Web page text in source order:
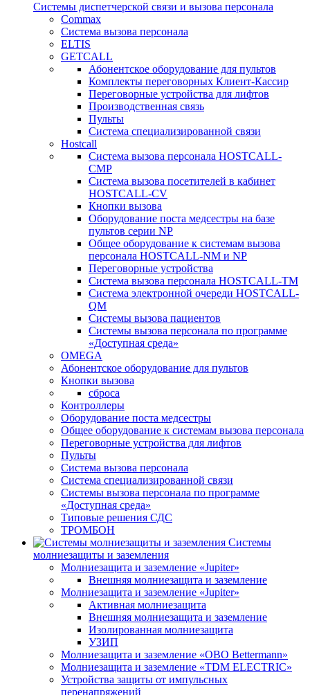
Системы диспетчерской связи и вызова персонала
Commax
Cистема вызова персонала
ELTIS
GETCALL
Абонентское оборудование для пультов
Комплекты переговорных Клиент-Кассир
Переговорные устройства для лифтов
Производственная связь
Пульты
Система специализированной связи
Hostcall
Cистема вызова персонала HOSTCALL-
CMP
Cистема вызова посетителей в кабинет
HOSTCALL-CV
Кнопки вызова
Оборудование поста медсестры на базе
пультов серии NP
Общее оборудование к системам вызова
персонала HOSTCALL-NM и NP
Переговорные устройства
Система вызова персонала HOSTCALL-TM
Система электронной очереди HOSTCALL-
QM
Системы вызова пациентов
Системы вызова персонала по программе
«Доступная среда»
OMEGA
Абонентское оборудование для пультов
Кнопки вызова
сброса
Контроллеры
Оборудование поста медсестры
Общее оборудование к системам вызова персонала
Переговорные устройства для лифтов
Пульты
Система вызова персонала
Система специализированной связи
Системы вызова персонала по программе
«Доступная среда»
Типовые решения СДС
ТРОМБОН
Системы
молниезащиты и заземления
Молниезащита и заземление «Jupiter»
Внешняя молниезащита и заземление
Молниезащита и заземление «Jupiter»
Активная молниезащита
Внешняя молниезащита и заземление
Изолированная молниезащита
УЗИП
Молниезащита и заземление «OBO Bettermann»
Молниезащита и заземление «TDM ЕLECTRIC»
Устройства защиты от импульсных
перенапряжений